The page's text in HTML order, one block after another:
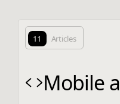
11 Articles
Mobile